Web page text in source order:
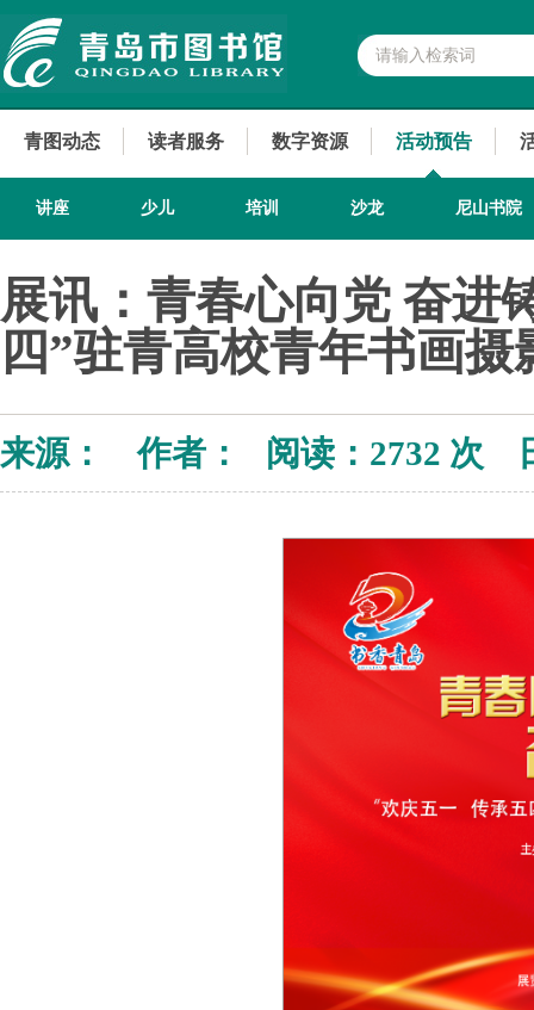
青图动态 读者服务 数字资源 活动预告
讲座 少儿 培训 沙龙 尼山书院
展讯：青春心向党 奋
四”驻青高校青年书画
来源： 作者： 阅读： 2732 次